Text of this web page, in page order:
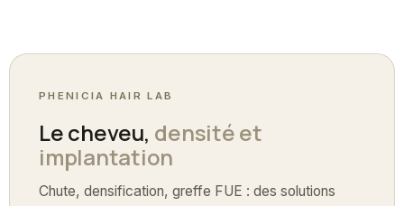
PHENICIA HAIR LAB
Le cheveu, densité et
implantation
Chute, densification, greffe FUE : des solutions